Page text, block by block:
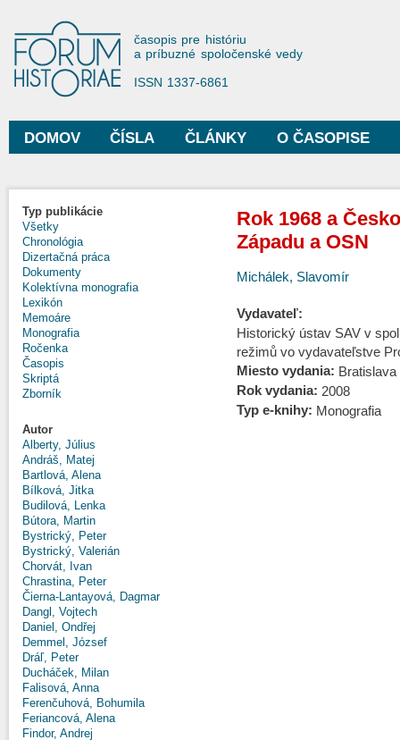
Forum Historiae
časopis pre históriu
a príbuzné spoločenské vedy
ISSN 1337-6861
Hlavné menu
DOMOV ČÍSLA ČLÁNKY O ČASOPISE
Typ publikácie
Všetky
Chronológia
Dizertačná práca
Dokumenty
Kolektívna monografia
Lexikón
Memoáre
Monografia
Ročenka
Časopis
Skriptá
Zborník
Autor
Alberty, Július
Andráš, Matej
Bartlová, Alena
Bílková, Jitka
Budilová, Lenka
Bútora, Martin
Bystrický, Peter
Bystrický, Valerián
Chorvát, Ivan
Chrastina, Peter
Čierna-Lantayová, Dagmar
Dangl, Vojtech
Daniel, Ondřej
Demmel, József
Dráľ, Peter
Ducháček, Milan
Falisová, Anna
Ferenčuhová, Bohumila
Feriancová, Alena
Findor, Andrej
Rok 1968 a
Západu a OSN
Michálek, Slavomír
Vydavateľ:
Historický ústav SAV v
režimů vo vydavateľstve
Miesto vydania: Bratislava
Rok vydania: 2008
Typ e-knihy: Monografia